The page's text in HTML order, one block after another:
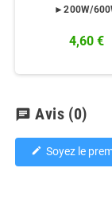
►200W/
4,60 €
chat Avis (0)
edit Soyez le